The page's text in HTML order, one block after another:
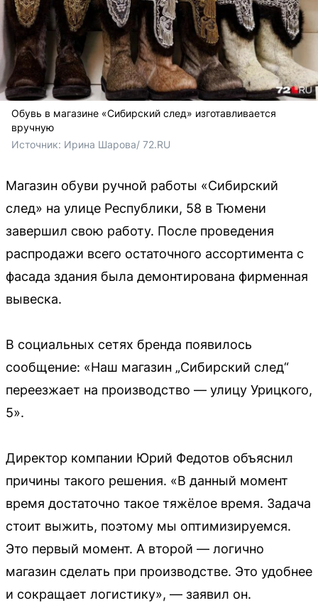
Обувь в магазине «Сибирский след» изготавливается
вручную
Источник: Ирина Шарова/ 72.RU
Магазин обуви ручной работы «Сибирский
след» на улице Республики, 58 в Тюмени
завершил свою работу. После проведения
распродажи всего остаточного ассортимента с
фасада здания была демонтирована фирменная
вывеска.
В социальных сетях бренда появилось
сообщение: «Наш магазин „Сибирский след“
переезжает на производство — улицу Урицкого,
5».
Директор компании Юрий Федотов объяснил
причины такого решения. «В данный момент
время достаточно такое тяжёлое время. Задача
стоит выжить, поэтому мы оптимизируемся.
Это первый момент. А второй — логично
магазин сделать при производстве. Это удобнее
и сокращает логистику», — заявил он.